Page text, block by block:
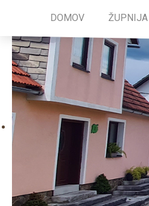
DOMOV ŽUPNIJA